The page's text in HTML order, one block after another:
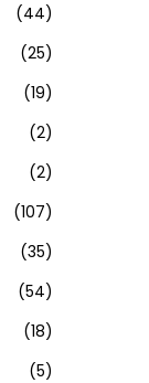
(44)
(25)
(19)
(2)
(2)
(107)
(35)
(54)
(18)
(5)